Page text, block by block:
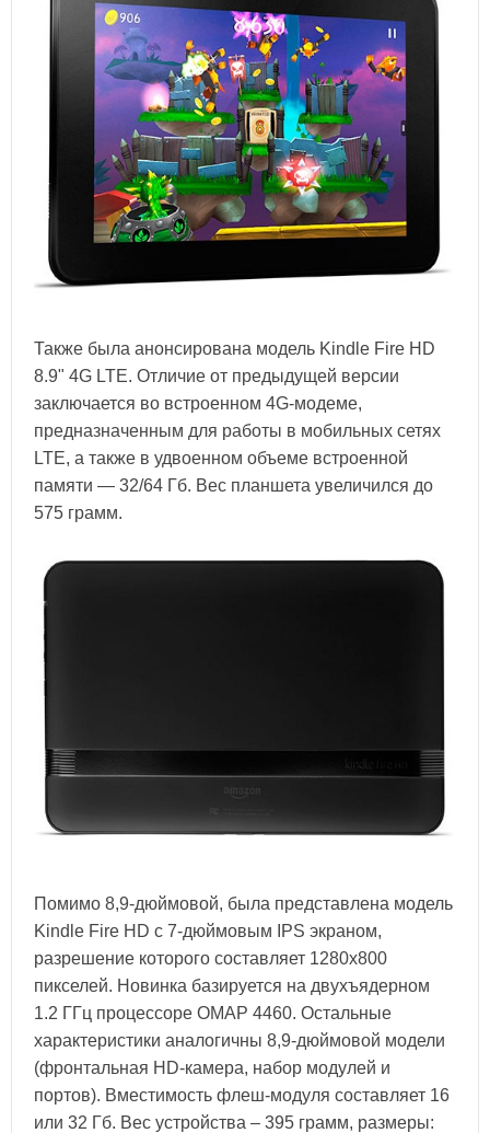
Также была анонсирована модель Kindle Fire HD
8.9" 4G LTE. Отличие от предыдущей версии
заключается во встроенном 4G-модеме,
предназначенным для работы в мобильных сетях
LTE, а также в удвоенном объеме встроенной
памяти — 32/64 Гб. Вес планшета увеличился до
575 грамм.
Помимо 8,9-дюймовой, была представлена модель
Kindle Fire HD с 7-дюймовым IPS экраном,
разрешение которого составляет 1280x800
пикселей. Новинка базируется на двухъядерном
1.2 ГГц процессоре OMAP 4460. Остальные
характеристики аналогичны 8,9-дюймовой модели
(фронтальная HD-камера, набор модулей и
портов). Вместимость флеш-модуля составляет 16
или 32 Гб. Вес устройства – 395 грамм, размеры: